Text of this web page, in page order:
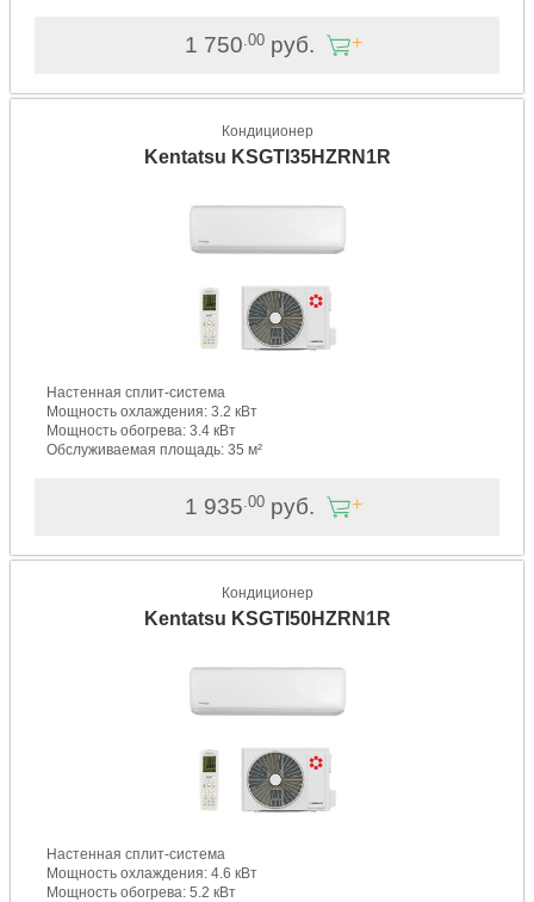
1 750 .00руб.
Кондиционер
Kentatsu KSGTI35HZRN1R
Настенная сплит-система
Мощность охлаждения: 3.2 кВт
Мощность обогрева: 3.4 кВт
Обслуживаемая площадь: 35 м²
1 935 .00руб.
Кондиционер
Kentatsu KSGTI50HZRN1R
Настенная сплит-система
Мощность охлаждения: 4.6 кВт
Мощность обогрева: 5.2 кВт